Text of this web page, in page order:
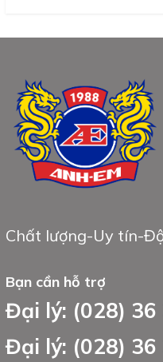
Chất lượng-Uy tín-
Bạn cần hỗ trợ
Đại lý: (028) 36
Đại lý: (028) 36